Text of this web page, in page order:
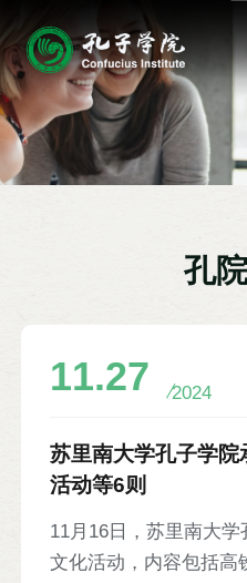
孔
11.27 2024
苏里南大学孔子学
活动等6则
11月16日，苏里南大学
文化活动，内容包括高